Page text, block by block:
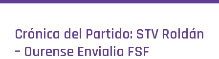
Crónica del Partido: STV Roldán
– Ourense Envialia FSF